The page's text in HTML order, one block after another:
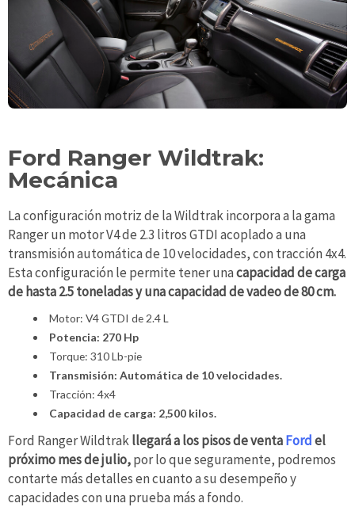
Ford Ranger Wildtrak:
Mecánica
La configuración motriz de la Wildtrak incorpora a la gama
Ranger un motor V4 de 2.3 litros GTDI acoplado a una
transmisión automática de 10 velocidades, con tracción 4x4.
Esta configuración le permite tener unacapacidad de carga
de hasta 2.5 toneladas y una capacidad de vadeo de 80 cm.
Motor: V4 GTDI de 2.4 L
Potencia: 270 Hp
Torque: 310 Lb-pie
Transmisión: Automática de 10 velocidades.
Tracción: 4x4
Capacidad de carga: 2,500 kilos.
Ford Ranger Wildtrakllegará a los pisos de ventaFordel
próximo mes de julio,por lo que seguramente, podremos
contarte más detalles en cuanto a su desempeño y
capacidades con una prueba más a fondo.